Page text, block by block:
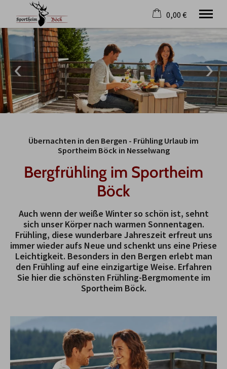
21. bis 28. August
2 Erwachsene
Lodges
Preise und Anfrage
Historie
Wissenswertes
Tel.+49 8361 3111
0,00 €
Warenkorb ist leer
Übernachten in den Bergen - Frühling Urlaub im
Sportheim Böck in Nesselwang
Bergfrühling im Sportheim
Böck
Auch wenn der weiße Winter so schön ist, sehnt
sich unser Körper nach warmen Sonnentagen.
Frühling, diese wunderbare Jahreszeit erfreut uns
immer wieder aufs Neue und schenkt uns eine Priese
Leichtigkeit. Besonders in den Bergen erlebt man
den Frühling auf eine einzigartige Weise. Erfahren
Sie hier die schönsten Frühling-Bergmomente im
Sportheim Böck.